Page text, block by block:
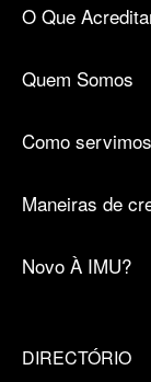
O Que
Quem Somos
Como servimos
Maneiras de
Novo À IMU?
DIRECTÓRIO